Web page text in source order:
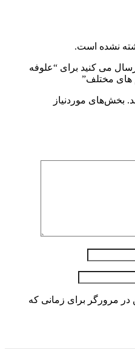
نشده است.
می کنید برای “علوفه
های مختلف”
بخش‌های موردنیاز
در مرورگر برای زمانی که